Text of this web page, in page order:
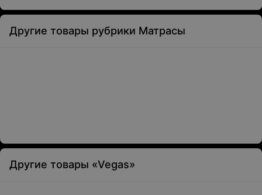
Другие товары рубрики Матрасы
Другие товары «Vegas»